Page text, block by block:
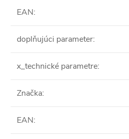
EAN:
doplňujúci parameter:
x_technické parametre:
Značka:
EAN: